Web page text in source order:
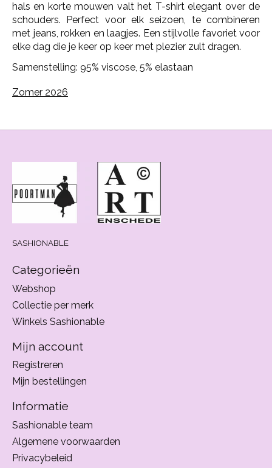
hals en korte mouwen valt het T-shirt elegant over de
schouders. Perfect voor elk seizoen, te combineren
met jeans, rokken en laagjes. Een stijlvolle favoriet voor
elke dag die je keer op keer met plezier zult dragen.
Samenstelling: 95% viscose, 5% elastaan
Zomer 2026
SASHIONABLE
Categorieën
Webshop
Collectie per merk
Winkels Sashionable
Mijn account
Registreren
Mijn bestellingen
Informatie
Sashionable team
Algemene voorwaarden
Privacybeleid